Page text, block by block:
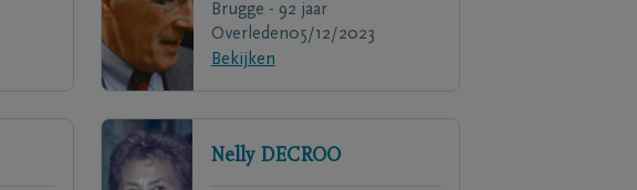
Brugge - 92 jaar
Overleden05/12/2023
Bekijken
Nelly DECROO